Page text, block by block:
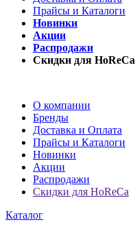
Прайсы и Каталоги
Новинки
Акции
Распродажи
Скидки для HoReCa
О компании
Бренды
Доставка и Оплата
Прайсы и Каталоги
Новинки
Акции
Распродажи
Скидки для HoReCa
Каталог